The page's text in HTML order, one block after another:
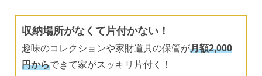
収納場所がなくて片付かない！
趣味のコレクションや家財道具の保管が月額2,000
円からできて家がスッキリ片付く！